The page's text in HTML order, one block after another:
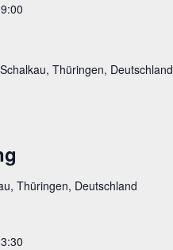
Thüringen, Deutschland
Thüringen, Deutschland